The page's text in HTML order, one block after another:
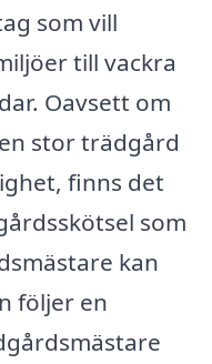
som vill
till vackra
Oavsett om
stor trädgård
finns det
som
kan
följer en